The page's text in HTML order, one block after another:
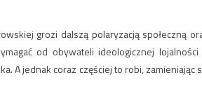
grozi dalszą polaryzacją społeczną
od obywateli ideologicznej
A jednak coraz częściej to robi, zamieniając